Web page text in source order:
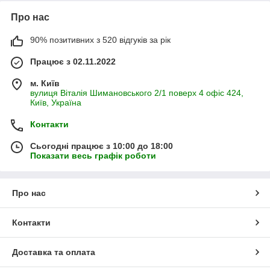
Про нас
90% позитивних з 520 відгуків за рік
Працює з 02.11.2022
м. Київ
вулиця Віталія Шимановського 2/1 поверх 4 офіс 424,
Київ, Україна
Контакти
Сьогодні працює з 10:00 до 18:00
Показати весь графік роботи
Про нас
Контакти
Доставка та оплата